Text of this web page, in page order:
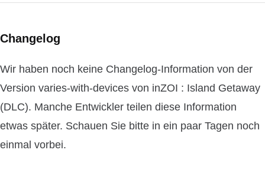
Changelog
Wir haben noch keine Changelog-Information von der
Version varies-with-devices von inZOI : Island Getaway
(DLC). Manche Entwickler teilen diese Information
etwas später. Schauen Sie bitte in ein paar Tagen noch
einmal vorbei.